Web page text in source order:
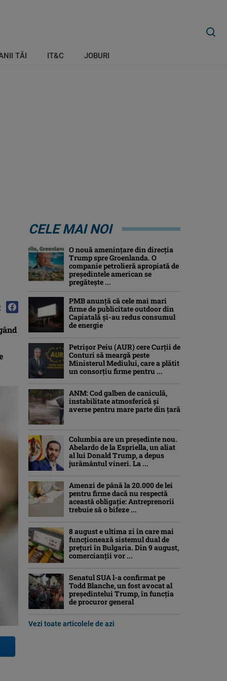
TĂI IT&C JOBURI
CELE MAI NOI
O nouă amenințare din direcția
Trump spre Groenlanda. O
companie petrolieră apropiată de
președintele american se
pregătește ...
PMB anunță că cele mai mari
firme de publicitate outdoor din
Capiatală și-au redus consumul
de energie
Petrişor Peiu (AUR) cere Curții de
Conturi să meargă peste
Ministerul Mediului, care a plătit
un consorţiu firme pentru ...
ANM: Cod galben de caniculă,
instabilitate atmosferică și
averse pentru mare parte din țară
Columbia are un președinte nou.
Abelardo de la Espriella, un aliat
al lui Donald Trump, a depus
jurământul vineri. La ...
Amenzi de până la 20.000 de lei
pentru firme dacă nu respectă
această obligație: Antreprenorii
trebuie să o bifeze ...
8 august e ultima zi în care mai
funcționează sistemul dual de
prețuri în Bulgaria. Din 9 august,
comercianții vor ...
Senatul SUA l-a confirmat pe
Todd Blanche, un fost avocat al
președintelui Trump, în funcția
de procuror general
Vezi toate articolele de azi